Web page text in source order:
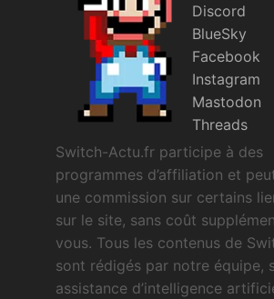
Discord
BlueSky
Facebook
Instagram
Mastodon
Threads
Switch-Actu.fr participe à des
programmes d’affiliation et
une commission sur certains
sur le site, sans coût
vous. Tous les contenus de
sont rédigés par notre équipe,
assistance d’intelligence